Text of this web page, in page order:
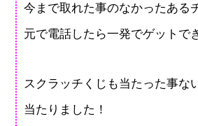
今まで取れた事のなかったある
元で電話したら一発でゲットで
スクラッチくじも当たった事な
当たりました！